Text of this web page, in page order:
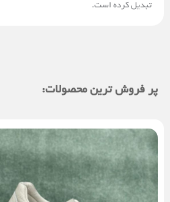
تبدیل کرده است.
پر فروش ترین محصولات: